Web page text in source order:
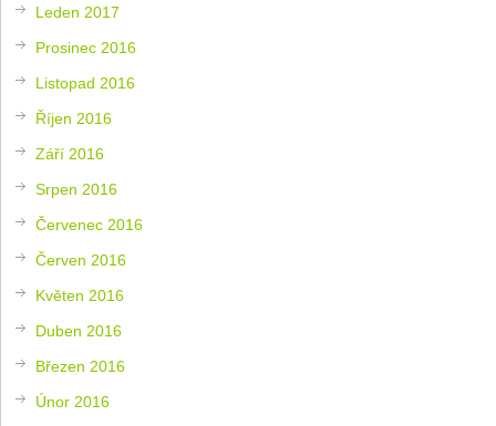
Leden 2017
Prosinec 2016
Listopad 2016
Říjen 2016
Září 2016
Srpen 2016
Červenec 2016
Červen 2016
Květen 2016
Duben 2016
Březen 2016
Únor 2016